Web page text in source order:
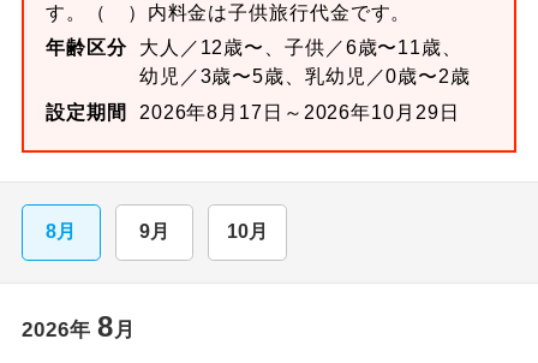
す。
（ ）内料金は子供旅行代金です。
年齢区分
大人／12歳〜、子供／6歳〜11歳、
幼児／3歳〜5歳、乳幼児／0歳〜2歳
設定期間
2026年8月17日～2026年10月29日
8月 9月 10月
2026年 8月